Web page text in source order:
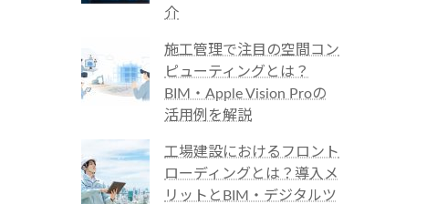
介
施工管理で注目の空間コン
ピューティングとは？
BIM・Apple Vision Proの
活用例を解説
工場建設におけるフロント
ローディングとは？導入メ
リットとBIM・デジタルツ